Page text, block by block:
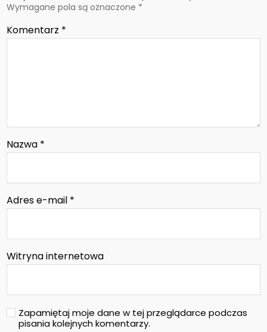
Wymagane pola są oznaczone *
Komentarz *
Nazwa *
Adres e-mail *
Witryna internetowa
Zapamiętaj moje dane w tej przeglądarce podczas
pisania kolejnych komentarzy.